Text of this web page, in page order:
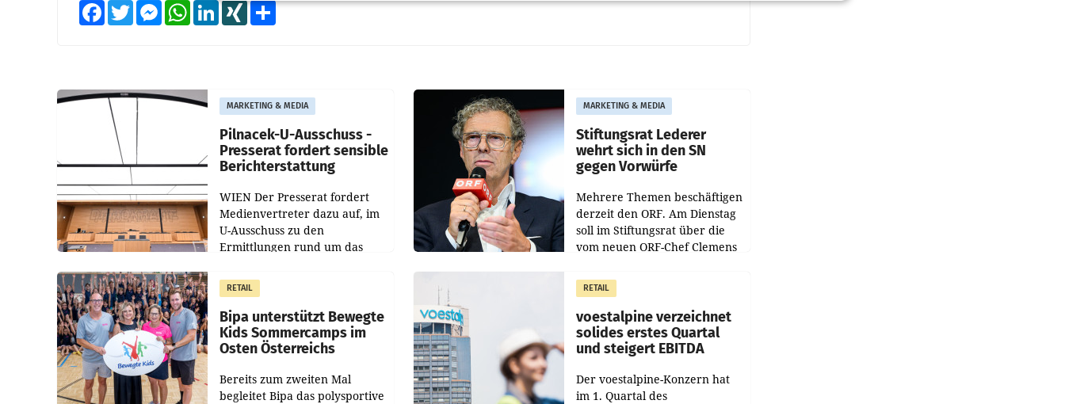
FacebookTwitter MessengerWhatsAppLinkedInXING Teilen
MARKETING & MEDIA
Pilnacek-U-Ausschuss -
Presserat fordert sensible
Berichterstattung
WIEN Der Presserat fordert
Medienvertreter dazu auf, im
U-Ausschuss zu den
Ermittlungen rund um das
im Justizministerium, Christian
Pilnacek, auf sensible
MARKETING & MEDIA
Stiftungsrat Lederer
wehrt sich in den SN
gegen Vorwürfe
Mehrere Themen beschäftigen
derzeit den ORF. Am Dienstag
soll im Stiftungsrat über die
vom neuen ORF-Chef Clemens
Besetzungen für die
Direktionen abgestimmt
werden.
RETAIL
Bipa unterstützt Bewegte
Kids Sommercamps im
Osten Österreichs
Bereits zum zweiten Mal
begleitet Bipa das polysportive
RETAIL
voestalpine verzeichnet
solides erstes Quartal
und steigert EBITDA
Der voestalpine-Konzern hat
im 1. Quartal des